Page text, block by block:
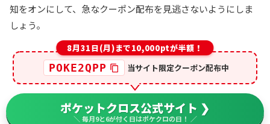
知をオンにして、急なクーポン配布を見逃さないようにしま
しょう。
8月31日(月)まで10,000ptが半額！
POKE2QPP 当サイト限定クーポン配布中
ポケットクロス公式サイト ❯
＼ 毎月9と6が付く日はポケクロの日！ ／